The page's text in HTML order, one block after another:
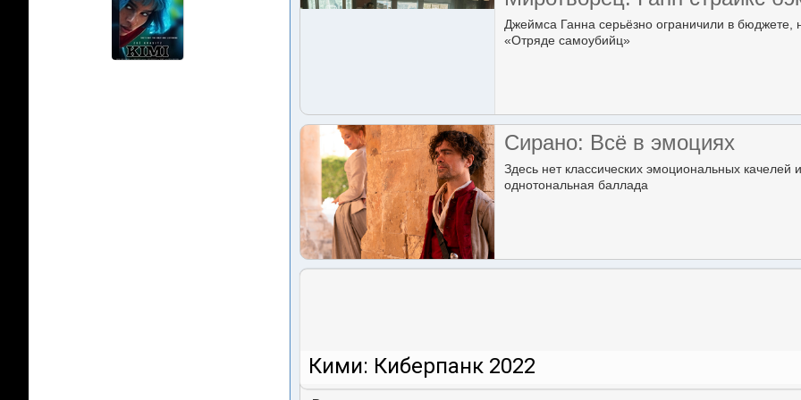
Джеймса Ганна серьёзно ограничили в
«Отряде самоубийц»
Сирано: Всё в эмоциях
Здесь нет классических эмоциональных
однотональная баллада
Кими: Киберпанк 2022